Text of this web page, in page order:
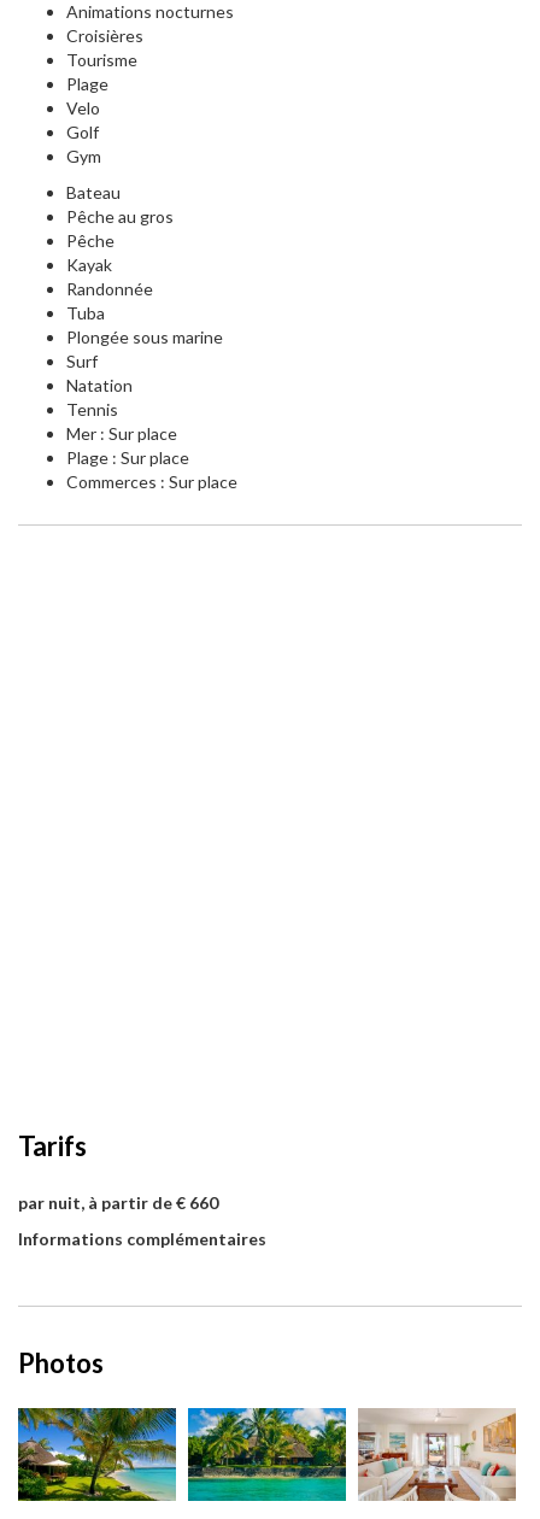
Animations nocturnes
Croisières
Tourisme
Plage
Velo
Golf
Gym
Bateau
Pêche au gros
Pêche
Kayak
Randonnée
Tuba
Plongée sous marine
Surf
Natation
Tennis
Mer : Sur place
Plage : Sur place
Commerces : Sur place
Tarifs
par nuit, à partir de € 660
Informations complémentaires
Photos